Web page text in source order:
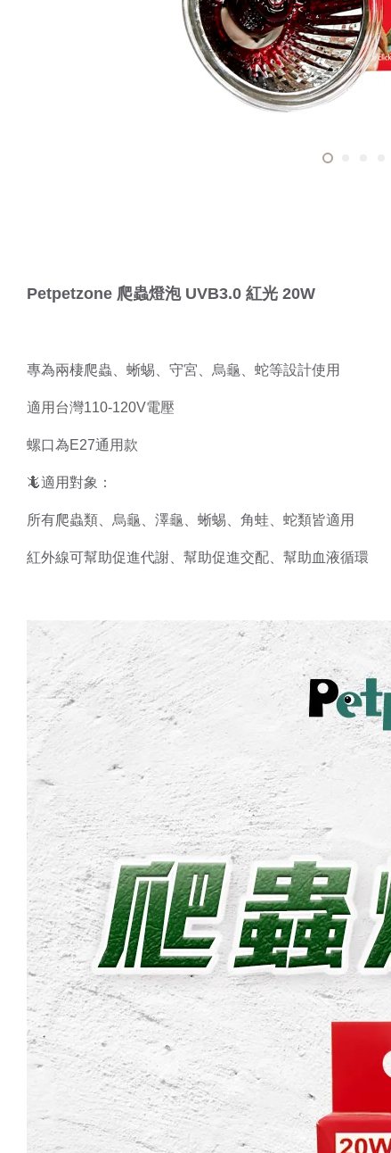
Petpetzone 爬蟲燈泡 UVB3.0 紅光 20W
專為兩棲爬蟲、蜥蜴、守宮、烏龜、蛇等設計使用
適用台灣110-120V電壓
螺口為E27通用款
🦎適用對象：
所有爬蟲類、烏龜、澤龜、蜥蜴、角蛙、蛇類皆適用
紅外線可幫助促進代謝、幫助促進交配、幫助血液循環